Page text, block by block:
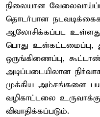
நிலையான
தொடர்பான
ஆலோசிக்கப்பட
பொது உள்கட்டமைப்பு,
ஒருங்கிணைப்பு,
அடிப்படையிலான
முக்கிய அம்சங்களை
வழிகாட்டலை
விவாதிக்கப்படும்.